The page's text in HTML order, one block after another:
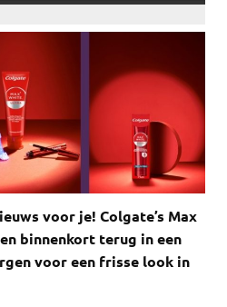
voor je! Colgate’s Max
binnenkort terug in een
voor een frisse look in